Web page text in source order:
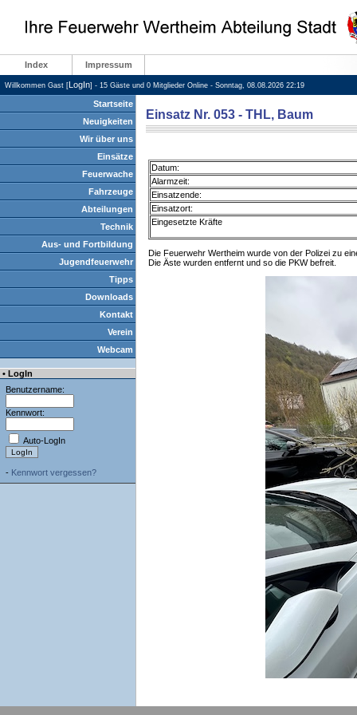
Index Impressum
Willkommen Gast [LogIn] - 15 Gäste und 0 Mitglieder Online - Sonntag, 08.08.2026 22:19
Startseite
Neuigkeiten
Wir über uns
Einsätze
Feuerwache
Fahrzeuge
Abteilungen
Technik
Aus- und Fortbildung
Jugendfeuerwehr
Tipps
Downloads
Kontakt
Verein
Webcam
• LogIn
Benutzername:
Kennwort:
Auto-LogIn
- Kennwort vergessen?
Einsatz Nr. 053 - THL, Baum
Datum:
Alarmzeit:
Einsatzende:
Einsatzort:
Eingesetzte Kräfte
Die Feuerwehr Wertheim wurde von der Polizei zu
Die Äste wurden entfernt und so die PKW befreit.